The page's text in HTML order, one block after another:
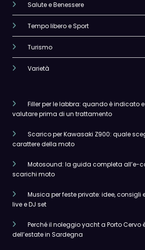
Salute e Benessere
Tempo libero e Sport
Turismo
Varietà
Filler per le labbra: quando è indicato
valutare prima di un trattamento
Scarico per Kawasaki Z900: quale
carattere della moto
Motosound: la guida completa all’e-
scarichi moto
Musica per feste private: idee, consigli
live e DJ set
Perché il noleggio yacht a Porto Cervo
dell’estate in Sardegna